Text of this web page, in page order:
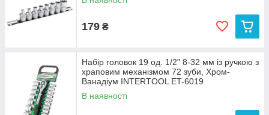
179 ₴
Набір головок 19 од. 1/2" 8-32 мм із ручкою з
храповим механізмом 72 зуби, Хром-
Ванадіум INTERTOOL ET-6019
В наявності